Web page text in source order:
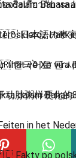
ริงเกี่ยวกับ หล
về Xơ vữa
脉粥样硬化的
dalam Bahasa
日本語の事
한국어로 된
dalam Bahasa
in het
Fakty po